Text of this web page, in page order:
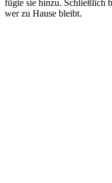
fügte sie hinzu. Schließlich
wer zu Hause bleibt.